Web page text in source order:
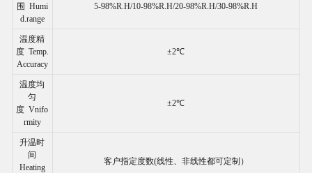
围 Humi
d.range
5-98%R.H/10-98%R.H/20-98%R.H/30-98%R.H
温度精
度 Temp.
Accuracy
±2℃
温度均
匀
度 Vnifo
rmity
±2℃
升温时
间
Heating
客户指定度数(线性、非线性都可定制）